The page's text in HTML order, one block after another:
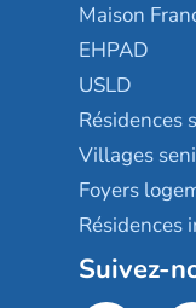
Maison
EHPAD
USLD
Résidences
Villages
Foyers
Résidences
Suivez-